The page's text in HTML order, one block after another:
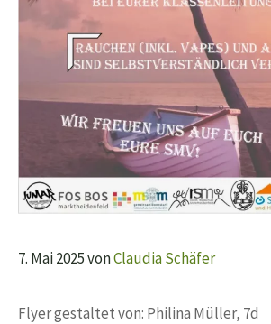
7. Mai 2025vonClaudia Schäfer
Flyer gestaltet von: Philina Müller, 7d